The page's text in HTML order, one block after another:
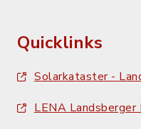
Quicklinks
Solarkataster -
LENA Landsberger